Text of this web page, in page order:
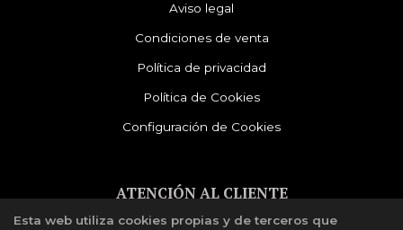
Aviso legal
Condiciones de venta
Política de privacidad
Política de Cookies
Configuración de Cookies
ATENCIÓN AL CLIENTE
Quiénes somos
Esta web utiliza cookies propias y de terceros que